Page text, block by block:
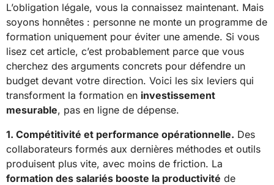
L’obligation légale, vous la connaissez maintenant. Mais
soyons honnêtes : personne ne monte un programme de
formation uniquement pour éviter une amende. Si vous
lisez cet article, c’est probablement parce que vous
cherchez des arguments concrets pour défendre un
budget devant votre direction. Voici les six leviers qui
transforment la formation en investissement
mesurable, pas en ligne de dépense.
1. Compétitivité et performance opérationnelle. Des
collaborateurs formés aux dernières méthodes et outils
produisent plus vite, avec moins de friction. La
formation des salariés booste la productivité de